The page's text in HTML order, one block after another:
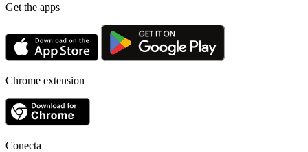
Get the apps
Chrome extension
Conecta